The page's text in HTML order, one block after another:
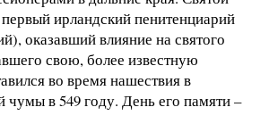
ирландский пенитенциарий
оказавший влияние на святого
свою, более известную
во время нашествия в
в 549 году. День его памяти –